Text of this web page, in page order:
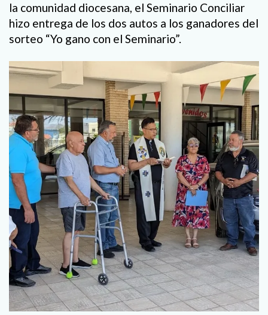
la comunidad diocesana, el Seminario Conciliar
hizo entrega de los dos autos a los ganadores del
sorteo “Yo gano con el Seminario”.